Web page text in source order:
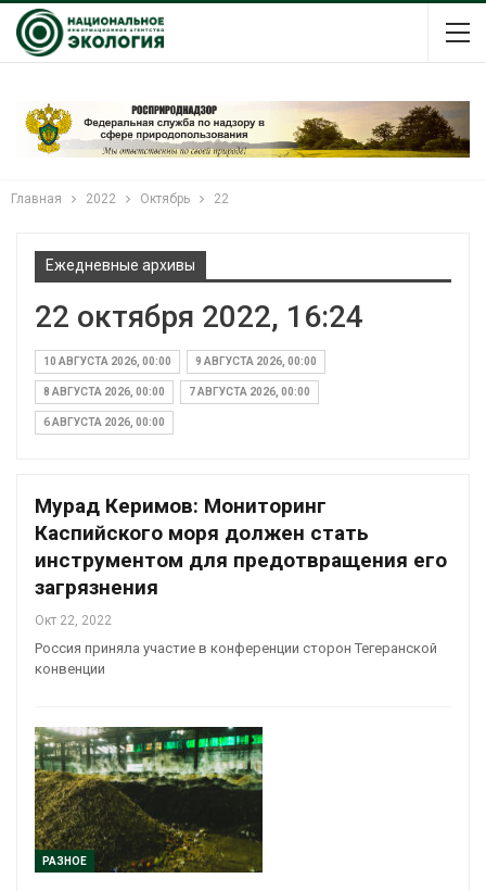
Главная 2022 Октябрь 22
Ежедневные архивы
22 октября 2022, 16:24
10 АВГУСТА 2026, 00:00 9 АВГУСТА 2026, 00:00
8 АВГУСТА 2026, 00:00 7 АВГУСТА 2026, 00:00
6 АВГУСТА 2026, 00:00
Мурад Керимов: Мониторинг
Каспийского моря должен стать
инструментом для предотвращения его
загрязнения
Окт 22, 2022
Россия приняла участие в конференции сторон Тегеранской
конвенции
РАЗНОЕ